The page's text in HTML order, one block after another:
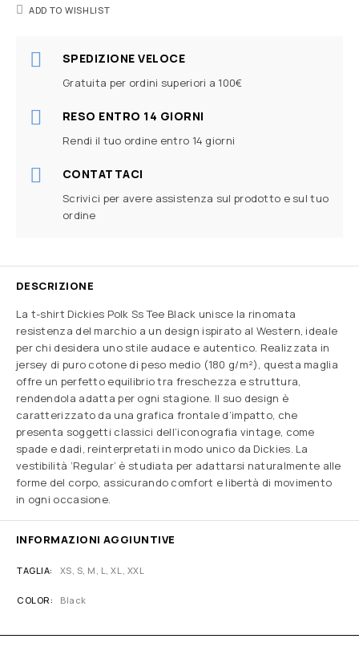
ADD TO WISHLIST
SPEDIZIONE VELOCE
Gratuita per ordini superiori a 100€
RESO ENTRO 14 GIORNI
Rendi il tuo ordine entro 14 giorni
CONTATTACI
Scrivici per avere assistenza sul prodotto e sul tuo
ordine
DESCRIZIONE
La t-shirt Dickies Polk Ss Tee Black unisce la rinomata
resistenza del marchio a un design ispirato al Western, ideale
per chi desidera uno stile audace e autentico. Realizzata in
jersey di puro cotone di peso medio (180 g/m²), questa maglia
offre un perfetto equilibrio tra freschezza e struttura,
rendendola adatta per ogni stagione. Il suo design è
caratterizzato da una grafica frontale d’impatto, che
presenta soggetti classici dell’iconografia vintage, come
spade e dadi, reinterpretati in modo unico da Dickies. La
vestibilità ‘Regular’ è studiata per adattarsi naturalmente alle
forme del corpo, assicurando comfort e libertà di movimento
in ogni occasione.
INFORMAZIONI AGGIUNTIVE
TAGLIA XS, S, M, L, XL, XXL
COLOR Black